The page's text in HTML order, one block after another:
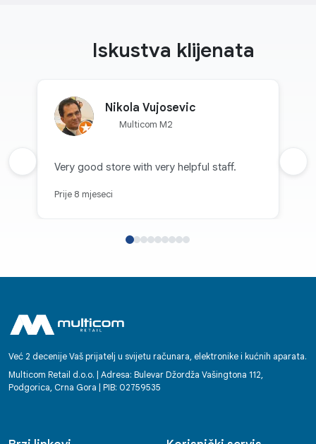
Iskustva klijenata
Nikola Vujosevic
Multicom M2
Very good store with very helpful staff.
Prije 8 mjeseci
Prethodna recenzija
Već 2 decenije Vaš prijatelj u svijetu računara, elektronike i kućnih aparata.
Multicom Retail d.o.o. | Adresa: Bulevar Džordža Vašingtona 112,
Podgorica, Crna Gora | PIB: 02759535